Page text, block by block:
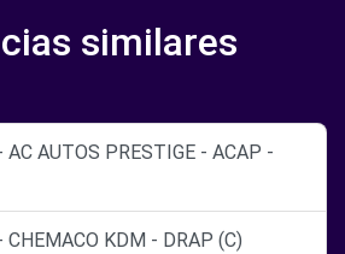
similares
AUTOS PRESTIGE - ACAP -
KDM - DRAP (C)